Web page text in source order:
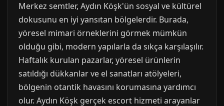
Merkez semtler, Aydın Köşk'ün sosyal ve kültürel
dokusunu en iyi yansıtan bölgelerdir. Burada,
yöresel mimari örneklerini görmek mümkün
olduğu gibi, modern yapılarla da sıkça karşılaşılır.
Haftalık kurulan pazarlar, yöresel ürünlerin
satıldığı dükkanlar ve el sanatları atölyeleri,
bölgenin otantik havasını korumasına yardımcı
olur. Aydın Köşk gerçek escort hizmeti arayanlar